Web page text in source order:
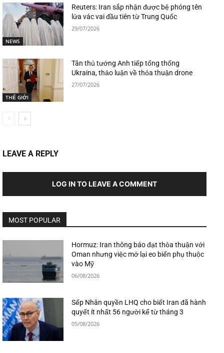
NEWS
Reuters: Iran sắp nhận được bệ phóng tên
lửa vác vai đầu tiên từ Trung Quốc
29/07/2026
THẾ GIỚI
Tân thủ tướng Anh tiếp tổng thống
Ukraina, thảo luận về thỏa thuận drone
27/07/2026
LEAVE A REPLY
LOG IN TO LEAVE A COMMENT
MOST POPULAR
Hormuz: Iran thông báo đạt thỏa thuận với
Oman nhưng việc mở lại eo biển phụ thuộc
vào Mỹ
06/08/2026
Sếp Nhân quyền LHQ cho biết Iran đã hành
quyết ít nhất 56 người kể từ tháng 3
05/08/2026